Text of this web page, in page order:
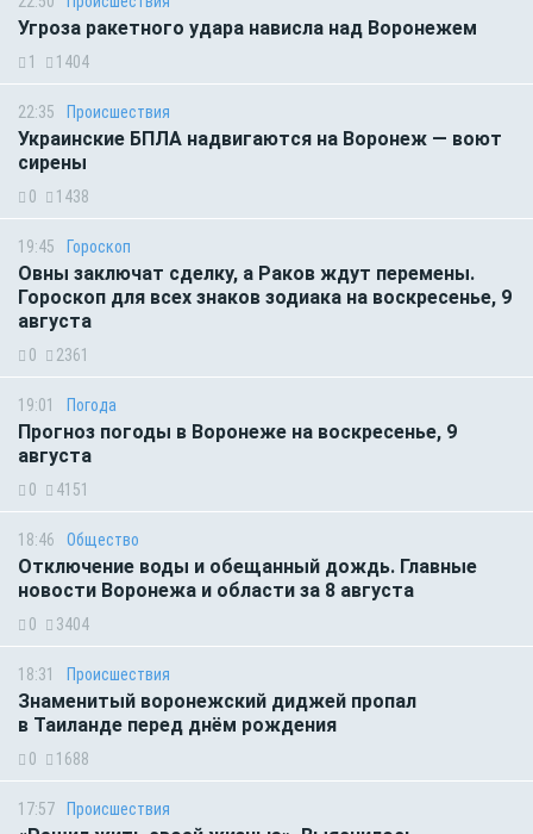
Угроза ракетного удара нависла над Воронежем
1 1404
22:35 Происшествия
Украинские БПЛА надвигаются на Воронеж — воют
сирены
0 1438
19:45 Гороскоп
Овны заключат сделку, а Раков ждут перемены.
Гороскоп для всех знаков зодиака на воскресенье, 9
августа
0 2361
19:01 Погода
Прогноз погоды в Воронеже на воскресенье, 9
августа
0 4151
18:46 Общество
Отключение воды и обещанный дождь. Главные
новости Воронежа и области за 8 августа
0 3404
18:31 Происшествия
Знаменитый воронежский диджей пропал
в Таиланде перед днём рождения
0 1688
17:57 Происшествия